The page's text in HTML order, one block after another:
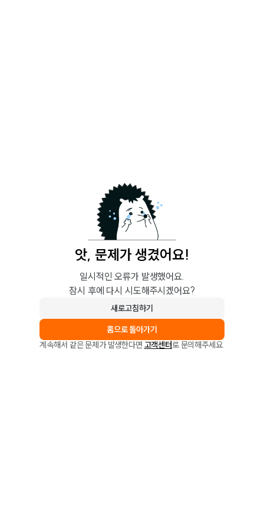
앗, 문제가 생겼어요!
일시적인 오류가 발생했어요.
잠시 후에 다시 시도해주시겠어요?
새로고침하기
홈으로 돌아가기
계속해서 같은 문제가 발생한다면 고객센터로 문의해주세요.